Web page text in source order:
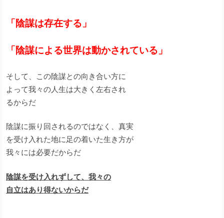
「陰謀は存在する」
「陰謀による世界は動かされている」
そして、この陰謀との向き合い方に
よって我々の人生は大きく左右され
るからだ
陰謀に振り回されるのではなく、真実
を受け入れた地に足の着いた生き方が
我々には必要だからだ
陰謀を受け入れずして、我々の
自立はあり得ないからだ